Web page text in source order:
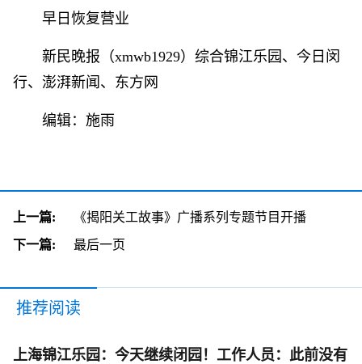
早日恢复营业
新民晚报（xmwb1929）综合锦江乐园、今日闵
行、澎湃新闻、东方网
编辑：施雨
上一篇:
《揭阳关工故事》广播系列专题节目开播
下一篇:
最后一页
推荐阅读
上海锦江乐园：今天继续闭园！工作人员：此前没有